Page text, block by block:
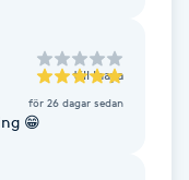
till Inaya
för 26 dagar sedan
😁